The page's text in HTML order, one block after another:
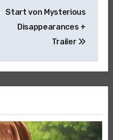
Start von Mysterious
Disappearances +
Trailer